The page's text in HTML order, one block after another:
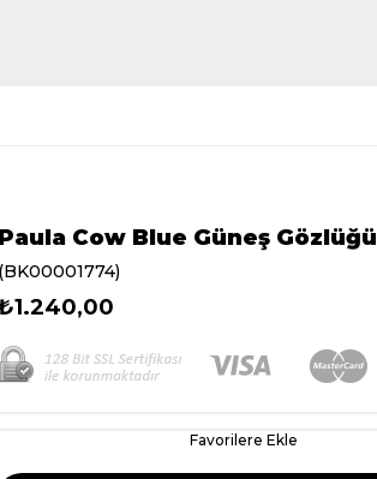
Paula Cow Blue Güneş Gözlüğü
(BK00001774)
Favorilere Ekle